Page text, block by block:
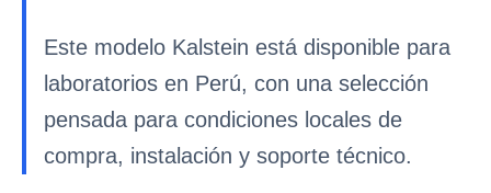
Este modelo Kalstein está disponible para
laboratorios en Perú, con una selección
pensada para condiciones locales de
compra, instalación y soporte técnico.